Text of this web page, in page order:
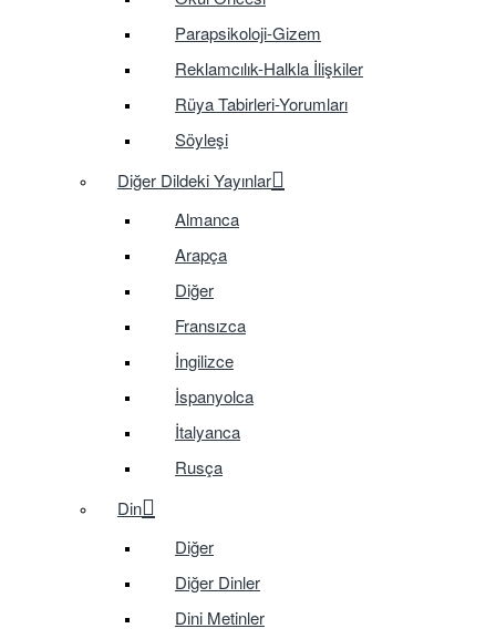
Parapsikoloji-Gizem
Reklamcılık-Halkla İlişkiler
Rüya Tabirleri-Yorumları
Söyleşi
Diğer Dildeki Yayınlar
Almanca
Arapça
Diğer
Fransızca
İngilizce
İspanyolca
İtalyanca
Rusça
Din
Diğer
Diğer Dinler
Dini Metinler